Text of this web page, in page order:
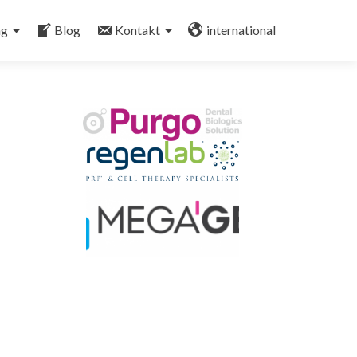
Blog Kontakt international